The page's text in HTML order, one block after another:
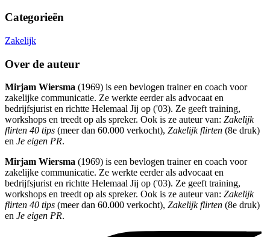
Categorieën
Zakelijk
Over de auteur
Mirjam Wiersma (1969) is een bevlogen trainer en coach voor
zakelijke communicatie. Ze werkte eerder als advocaat en
bedrijfsjurist en richtte Helemaal Jij op ('03). Ze geeft training,
workshops en treedt op als spreker. Ook is ze auteur van: Zakelijk
flirten 40 tips (meer dan 60.000 verkocht), Zakelijk flirten (8e druk)
en Je eigen PR.
Mirjam Wiersma (1969) is een bevlogen trainer en coach voor
zakelijke communicatie. Ze werkte eerder als advocaat en
bedrijfsjurist en richtte Helemaal Jij op ('03). Ze geeft training,
workshops en treedt op als spreker. Ook is ze auteur van: Zakelijk
flirten 40 tips (meer dan 60.000 verkocht), Zakelijk flirten (8e druk)
en Je eigen PR.